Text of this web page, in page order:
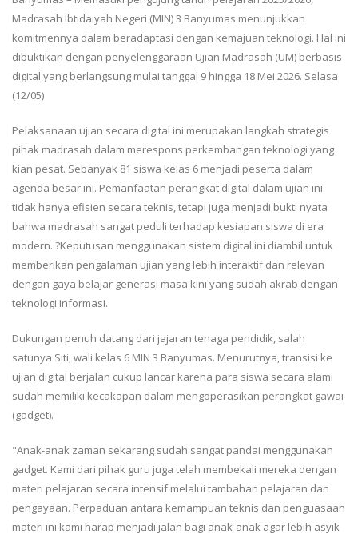
Madrasah Ibtidaiyah Negeri (MIN) 3 Banyumas menunjukkan
komitmennya dalam beradaptasi dengan kemajuan teknologi. Hal ini
dibuktikan dengan penyelenggaraan Ujian Madrasah (UM) berbasis
digital yang berlangsung mulai tanggal 9 hingga 18 Mei 2026. Selasa
(12/05)
Pelaksanaan ujian secara digital ini merupakan langkah strategis
pihak madrasah dalam merespons perkembangan teknologi yang
kian pesat. Sebanyak 81 siswa kelas 6 menjadi peserta dalam
agenda besar ini. Pemanfaatan perangkat digital dalam ujian ini
tidak hanya efisien secara teknis, tetapi juga menjadi bukti nyata
bahwa madrasah sangat peduli terhadap kesiapan siswa di era
modern. ?Keputusan menggunakan sistem digital ini diambil untuk
memberikan pengalaman ujian yang lebih interaktif dan relevan
dengan gaya belajar generasi masa kini yang sudah akrab dengan
teknologi informasi.
Dukungan penuh datang dari jajaran tenaga pendidik, salah
satunya Siti, wali kelas 6 MIN 3 Banyumas. Menurutnya, transisi ke
ujian digital berjalan cukup lancar karena para siswa secara alami
sudah memiliki kecakapan dalam mengoperasikan perangkat gawai
(gadget).
"Anak-anak zaman sekarang sudah sangat pandai menggunakan
gadget. Kami dari pihak guru juga telah membekali mereka dengan
materi pelajaran secara intensif melalui tambahan pelajaran dan
pengayaan. Perpaduan antara kemampuan teknis dan penguasaan
materi ini kami harap menjadi jalan bagi anak-anak agar lebih asyik